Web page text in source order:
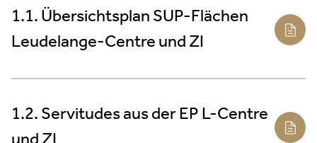
1.1. Übersichtsplan SUP-Flächen
Leudelange-Centre und ZI
1.2. Servitudes aus der EP L-Centre